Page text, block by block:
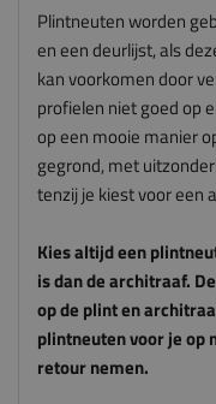
profielen niet goed op
op een mooie manier
gegrond, met
tenzij je kiest voor een
Kies altijd een
is dan de architraaf.
plintneuten voor je op
retour nemen.
Advies voor de rechte
18 mm dik: